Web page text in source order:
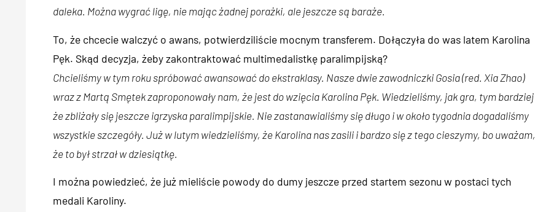
daleka. Można wygrać ligę, nie mając żadnej porażki, ale jeszcze są baraże.
To, że chcecie walczyć o awans, potwierdziliście mocnym transferem. Dołączyła do was latem Karolina
Pęk. Skąd decyzja, żeby zakontraktować multimedalistkę paralimpijską?
Chcieliśmy w tym roku spróbować awansować do ekstraklasy. Nasze dwie zawodniczki Gosia (red. Xia Zhao)
wraz z Martą Smętek zaproponowały nam, że jest do wzięcia Karolina Pęk. Wiedzieliśmy, jak gra, tym bardziej
że zbliżały się jeszcze igrzyska paralimpijskie. Nie zastanawialiśmy się długo i w około tygodnia dogadaliśmy
wszystkie szczegóły. Już w lutym wiedzieliśmy, że Karolina nas zasili i bardzo się z tego cieszymy, bo uważam,
że to był strzał w dziesiątkę.
I można powiedzieć, że już mieliście powody do dumy jeszcze przed startem sezonu w postaci tych
medali Karoliny.